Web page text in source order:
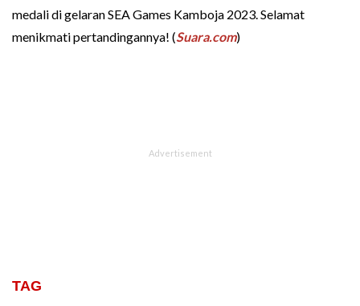
medali di gelaran SEA Games Kamboja 2023. Selamat
menikmati pertandingannya! (Suara.com)
TAG